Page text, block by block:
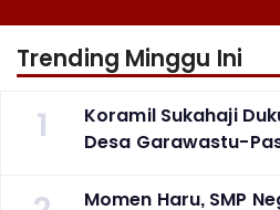
Trending Minggu Ini
1
Koramil Sukahaji
Desa Garawastu-
Momen Haru, SMP